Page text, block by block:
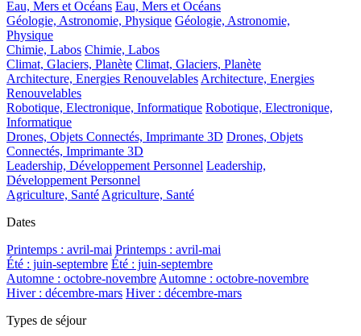
Eau, Mers et Océans Eau, Mers et Océans
Géologie, Astronomie, Physique Géologie, Astronomie,
Physique
Chimie, Labos Chimie, Labos
Climat, Glaciers, Planète Climat, Glaciers, Planète
Architecture, Energies Renouvelables Architecture, Energies
Renouvelables
Robotique, Electronique, Informatique Robotique, Electronique,
Informatique
Drones, Objets Connectés, Imprimante 3D Drones, Objets
Connectés, Imprimante 3D
Leadership, Développement Personnel Leadership,
Développement Personnel
Agriculture, Santé Agriculture, Santé
Dates
Printemps : avril-mai Printemps : avril-mai
Été : juin-septembre Été : juin-septembre
Automne : octobre-novembre Automne : octobre-novembre
Hiver : décembre-mars Hiver : décembre-mars
Types de séjour